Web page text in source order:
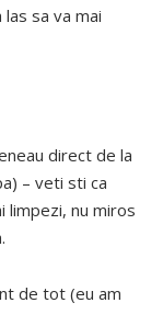
sa va mai
direct de la
– veti sti ca
limpezi, nu miros
de tot (eu am